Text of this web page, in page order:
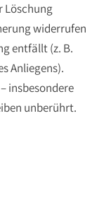
Löschung
widerrufen
entfällt (z. B.
Anliegens).
insbesondere
unberührt.